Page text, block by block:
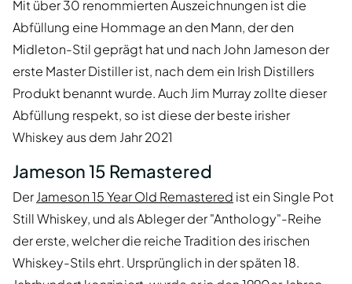
Mit über 30 renommierten Auszeichnungen ist die
Abfüllung eine Hommage an den Mann, der den
Midleton-Stil geprägt hat und nach John Jameson der
erste Master Distiller ist, nach dem ein Irish Distillers
Produkt benannt wurde. Auch Jim Murray zollte dieser
Abfüllung respekt, so ist diese der beste irisher
Whiskey aus dem Jahr 2021
Jameson 15 Remastered
Der Jameson 15 Year Old Remastered ist ein Single Pot
Still Whiskey, und als Ableger der "Anthology"-Reihe
der erste, welcher die reiche Tradition des irischen
Whiskey-Stils ehrt. Ursprünglich in der späten 18.